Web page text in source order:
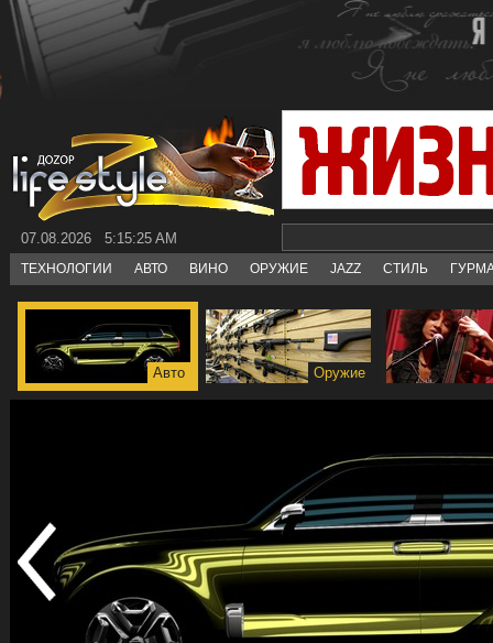
07.08.2026 5:15:26 AM
ТЕХНОЛОГИИ АВТО ВИНО ОРУЖИЕ JAZZ СТИЛЬ
Авто Оружие